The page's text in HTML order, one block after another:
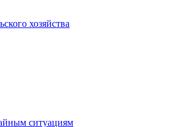
хозяйства
ситуациям